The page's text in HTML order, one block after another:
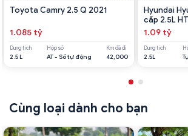
Toyota Camry 2.5 Q 2021
1.085 tỷ
Dung tích
2.5 L
Hộp số
AT - Số tự động
Km đã đi
42,000
Hyundai
cấp 2.5L
2.5L
1.09 tỷ
Dung tích
2.5L
Cùng loại dành cho bạn